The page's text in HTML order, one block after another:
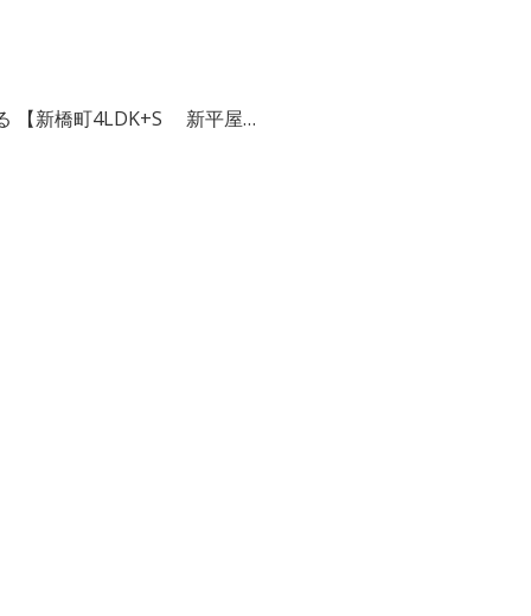
【新橋町4LDK+S 新平屋…